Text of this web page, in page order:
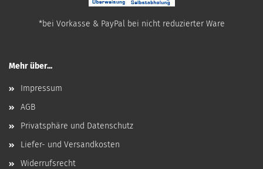
*bei Vorkasse & PayPal bei nicht reduzierter Ware
Mehr über...
Impressum
AGB
Privatsphäre und Datenschutz
Liefer- und Versandkosten
Widerrufsrecht